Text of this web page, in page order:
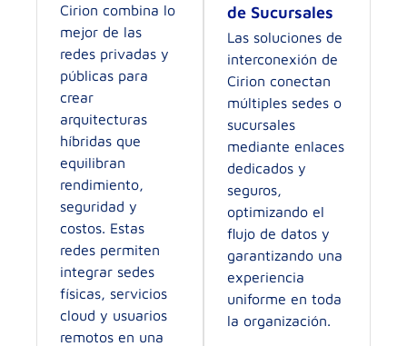
Cirion combina lo
mejor de las
redes privadas y
públicas para
crear
arquitecturas
híbridas que
equilibran
rendimiento,
seguridad y
costos. Estas
redes permiten
integrar sedes
físicas, servicios
cloud y usuarios
remotos en una
de Sucursales
Las soluciones de
interconexión de
Cirion conectan
múltiples sedes o
sucursales
mediante enlaces
dedicados y
seguros,
optimizando el
flujo de datos y
garantizando una
experiencia
uniforme en toda
la organización.